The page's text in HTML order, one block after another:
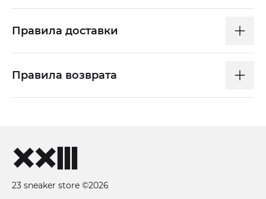
Правила доставки
Правила возврата
23 sneaker store ©2026